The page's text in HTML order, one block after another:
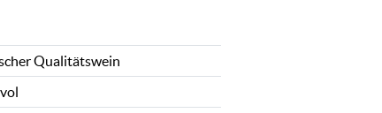
Qualitätswein